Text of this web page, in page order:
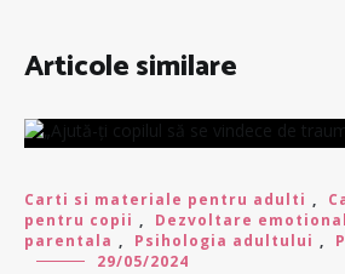
Articole similare
Carti si materiale pentru adulti ,
pentru copii , Dezvoltare
parentala , Psihologia adultului ,
29/05/2024